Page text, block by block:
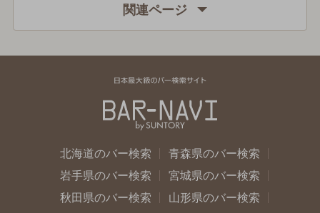
関連ページ
北海道のバー検索
青森県のバー検索
岩手県のバー検索
宮城県のバー検索
秋田県のバー検索
山形県のバー検索